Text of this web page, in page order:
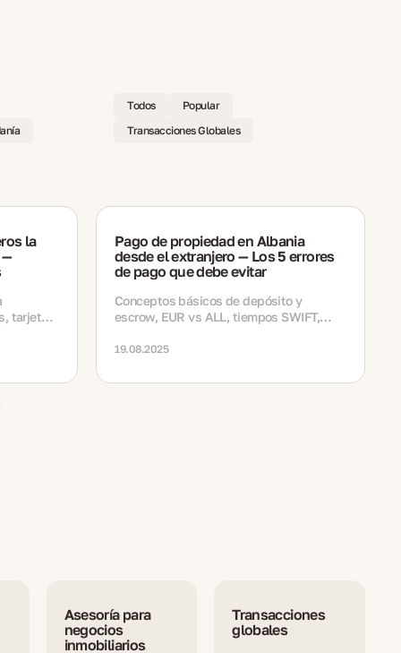
la
—
tarjetas,
Todos
Popular
Transacciones Globales
Pago de propiedad en Albania
desde el extranjero — Los 5 errores
de pago que debe evitar
Conceptos básicos de depósito y
escrow, EUR vs ALL, tiempos SWIFT,
tranquila en términos sencillos
19.08.2025
Asesoría para
negocios
inmobiliarios
Transacciones
globales